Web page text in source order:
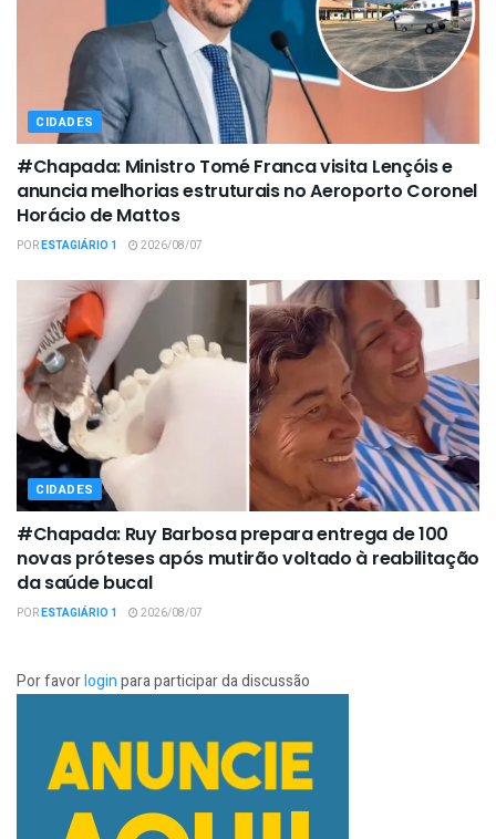
CIDADES
#Chapada: Ministro Tomé Franca visita Lençóis e
anuncia melhorias estruturais no Aeroporto Coronel
Horácio de Mattos
PORESTAGIÁRIO 1 2026/08/07
CIDADES
#Chapada: Ruy Barbosa prepara entrega de 100
novas próteses após mutirão voltado à reabilitação
da saúde bucal
PORESTAGIÁRIO 1 2026/08/07
Por favorloginpara participar da discussão